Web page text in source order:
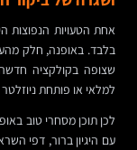
אחת הטעויות הנפוצות
בלבד. באופנה, חלק
שצופה בקולקציה
למלאי או פותחת
לכן תוכן מסחרי טוב
עם היגיון ברור, דפי